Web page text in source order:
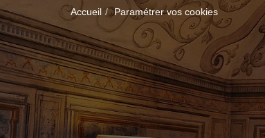
Accueil Paramétrer vos cookies